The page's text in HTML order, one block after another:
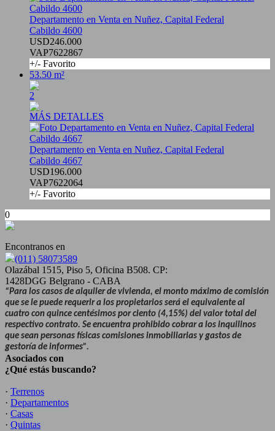
Departamento en Venta en Nuñez, Capital Federal
Cabildo 4600
USD246.000
VAP7622867
+/- Favorito
53.50 m²
2
MÁS DETALLES
Departamento en Venta en Nuñez, Capital Federal
Cabildo 4667
USD196.000
VAP7622064
+/- Favorito
0
Encontranos en
(011) 58073589
Olazábal 1515, Piso 5, Oficina B508. CP:
1428DGG Belgrano - CABA
“Para los casos de alquiler de vivienda, el monto máximo de comisión
que se le puede requerir a los propietarios será el equivalente al
cuatro con quince centésimos por ciento (4,15%) del valor total del
respectivo contrato. Se encuentra prohibido cobrar a los inquilinos
que sean personas físicas comisiones inmobiliarias y gastos de
gestoría de informes”.
Asociados con
¿Qué estás buscando?
· Terrenos
· Departamentos
· Casas
· Quintas